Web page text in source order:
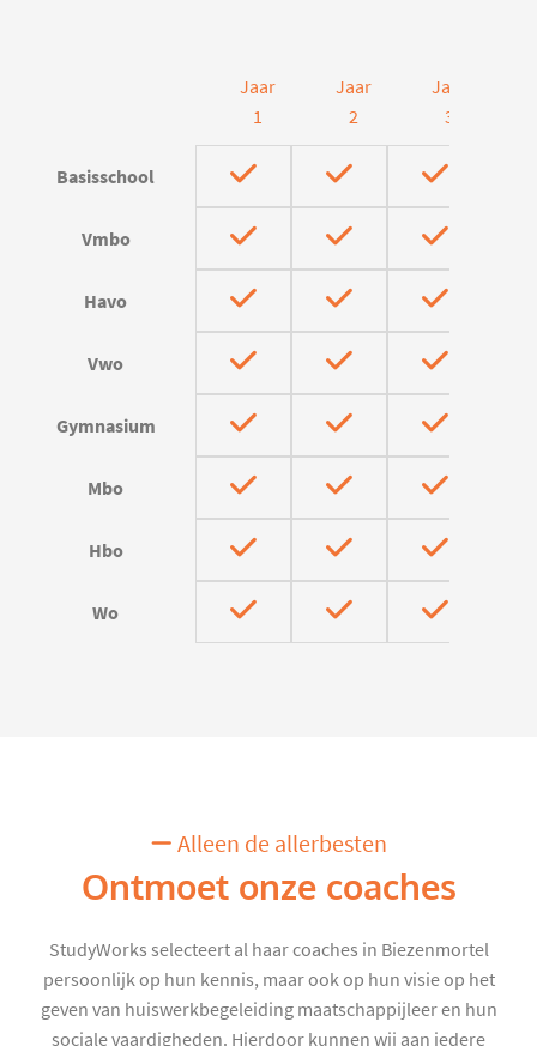
Jaar
1
Jaar
2
Jaar
3
Basisschool
Vmbo
Havo
Vwo
Gymnasium
Mbo
Hbo
Wo
Alleen de allerbesten
Ontmoet onze coaches
StudyWorks selecteert al haar coaches in Biezenmortel
persoonlijk op hun kennis, maar ook op hun visie op het
geven van huiswerkbegeleiding maatschappijleer en hun
sociale vaardigheden. Hierdoor kunnen wij aan iedere